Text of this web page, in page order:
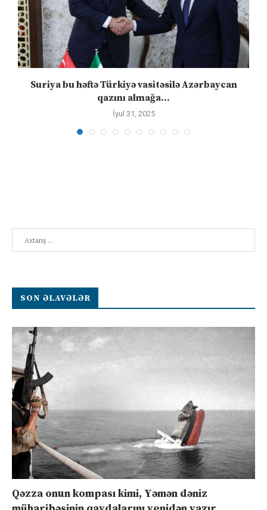
Suriya bu həftə Türkiyə vasitəsilə Azərbaycan
qazını almağa...
İyul 31, 2025
SON ƏLAVƏLƏR
Qəzza onun kompası kimi, Yəmən dəniz